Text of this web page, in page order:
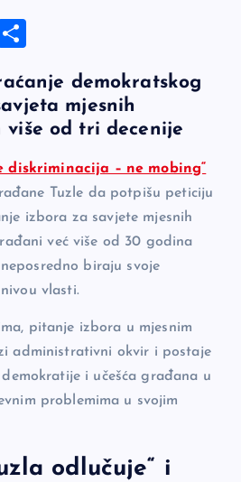
Vi
ar
e
demokratskog
mjesnih
više od tri decenije
diskriminacija – ne mobing“
Tuzle da potpišu peticiju
izbora za savjete mjesnih
već više od 30 godina
biraju svoje
vlasti.
pitanje izbora u mjesnim
administrativni okvir i postaje
i učešća građana u
problemima u svojim
odlučuje“ i